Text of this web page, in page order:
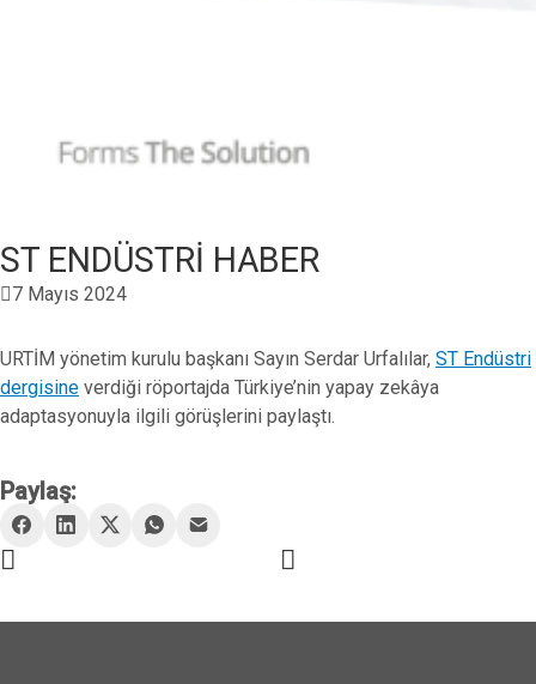
ST ENDÜSTRİ HABER
7 Mayıs 2024
URTİM yönetim kurulu başkanı Sayın Serdar Urfalılar, ST Endüstri
dergisine verdiği röportajda Türkiye’nin yapay zekâya
adaptasyonuyla ilgili görüşlerini paylaştı.
Paylaş: